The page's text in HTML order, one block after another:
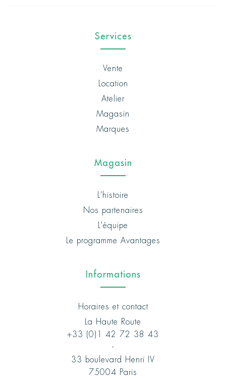
Services
Vente
Location
Atelier
Magasin
Marques
Magasin
L'histoire
Nos partenaires
L'équipe
Le programme Avantages
Informations
Horaires et contact
La Haute Route
+33 (0)1 42 72 38 43
-
33 boulevard Henri IV
75004 Paris